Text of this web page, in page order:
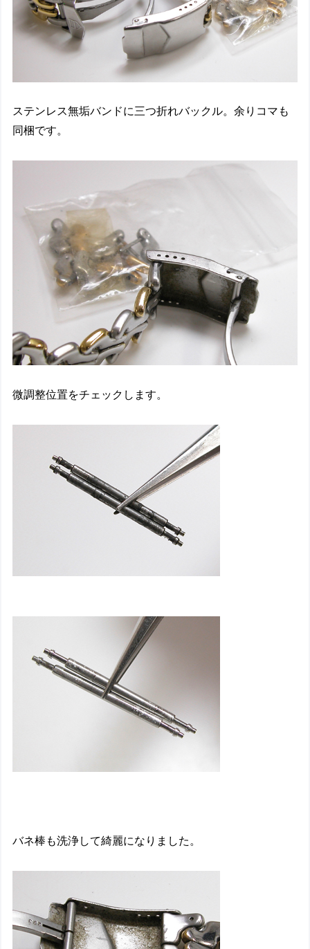
ステンレス無垢バンドに三つ折れバックル。余りコマも
同梱です。
微調整位置をチェックします。
バネ棒も洗浄して綺麗になりました。